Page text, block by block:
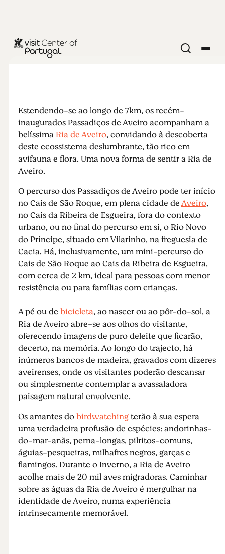
PRAIAS E SURF
de Aveiro
Estendendo-se ao longo de 7km, os recém-
inaugurados Passadiços de Aveiro acompanham a
belíssimaRia de Aveiro, convidando à descoberta
deste ecossistema deslumbrante, tão rico em
avifauna e flora. Uma nova forma de sentir a Ria de
Aveiro.
O percurso dos Passadiços de Aveiro pode ter início
no Cais de São Roque, em plena cidade deAveiro,
no Cais da Ribeira de Esgueira, fora do contexto
urbano, ou no final do percurso em si, o Rio Novo
do Príncipe, situado em Vilarinho, na freguesia de
Cacia. Há, inclusivamente, um mini-percurso do
Cais de São Roque ao Cais da Ribeira de Esgueira,
com cerca de 2 km, ideal para pessoas com menor
resistência ou para famílias com crianças.
A pé ou debicicleta, ao nascer ou ao pôr-do-sol, a
Ria de Aveiro abre-se aos olhos do visitante,
oferecendo imagens de puro deleite que ficarão,
decerto, na memória. Ao longo do trajecto, há
inúmeros bancos de madeira, gravados com dizeres
aveirenses, onde os visitantes poderão descansar
ou simplesmente contemplar a avassaladora
paisagem natural envolvente.
Os amantes dobirdwatchingterão à sua espera
uma verdadeira profusão de espécies: andorinhas-
do-mar-anãs, perna-longas, pilritos-comuns,
águias-pesqueiras, milhafres negros, garças e
flamingos. Durante o Inverno, a Ria de Aveiro
acolhe mais de 20 mil aves migradoras. Caminhar
sobre as águas da Ria de Aveiro é mergulhar na
identidade de Aveiro, numa experiência
intrinsecamente memorável.